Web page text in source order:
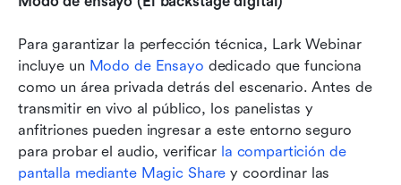
Para garantizar la perfección técnica, Lark Webinar
incluye un Modo de Ensayo dedicado que funciona
como un área privada detrás del escenario. Antes de
transmitir en vivo al público, los panelistas y
anfitriones pueden ingresar a este entorno seguro
para probar el audio, verificar la compartición de
pantalla mediante Magic Share y coordinar las